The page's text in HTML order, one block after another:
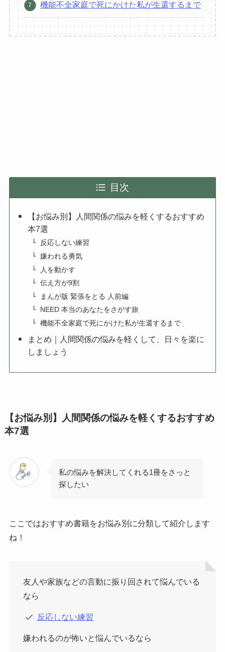
機能不全家庭で死にかけた私が生還するまで
目次
【お悩み別】人間関係の悩みを軽くするおすすめ
本7選
反応しない練習
嫌われる勇気
人を動かす
伝え方が9割
まんが版 緊張をとる 人前編
NEED 本当のあなたをさがす旅
機能不全家庭で死にかけた私が生還するまで
まとめ｜人間関係の悩みを軽くして、日々を楽に
しましょう
【お悩み別】人間関係の悩みを軽くするおすすめ
本7選
私の悩みを解決してくれる1冊をさっと
探したい
ここではおすすめ書籍をお悩み別に分類して紹介します
ね！
友人や家族などの言動に振り回されて悩んでいる
なら
反応しない練習
嫌われるのが怖いと悩んでいるなら